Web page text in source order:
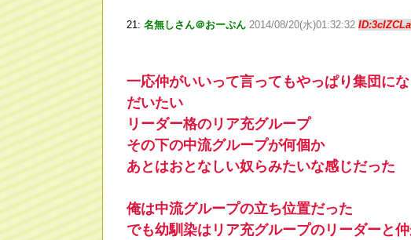
21: 名無しさん＠おーぷん 2014/08/20(水)01:32:32
一応仲がいいって言ってもやっぱり集団に
だいたい
リーダー格のリア充グループ
その下の中流グループが何個か
あとはおとなしい奴らみたいな感じだった
俺は中流グループの立ち位置だった
でも幼馴染はリア充グループのリーダーと